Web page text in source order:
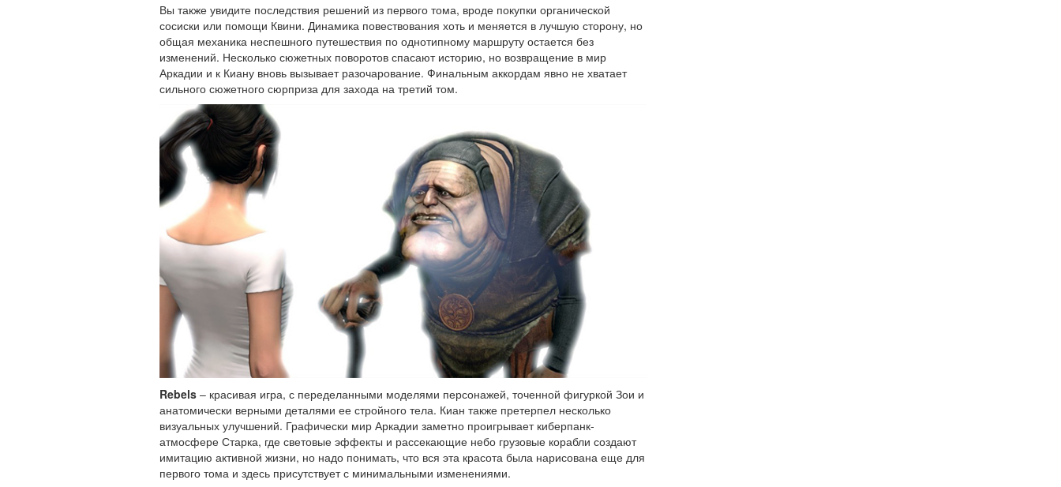
Вы также увидите последствия решений из первого тома, вроде покупки органической
сосиски или помощи Квини. Динамика повествования хоть и меняется в лучшую сторону, но
общая механика неспешного путешествия по однотипному маршруту остается без
изменений. Несколько сюжетных поворотов спасают историю, но возвращение в мир
Аркадии и к Киану вновь вызывает разочарование. Финальным аккордам явно не хватает
сильного сюжетного сюрприза для захода на третий том.
Rebels – красивая игра, с переделанными моделями персонажей, точенной фигуркой Зои и
анатомически верными деталями ее стройного тела. Киан также претерпел несколько
визуальных улучшений. Графически мир Аркадии заметно проигрывает киберпанк-
атмосфере Старка, где световые эффекты и рассекающие небо грузовые корабли создают
имитацию активной жизни, но надо понимать, что вся эта красота была нарисована еще для
первого тома и здесь присутствует с минимальными изменениями.